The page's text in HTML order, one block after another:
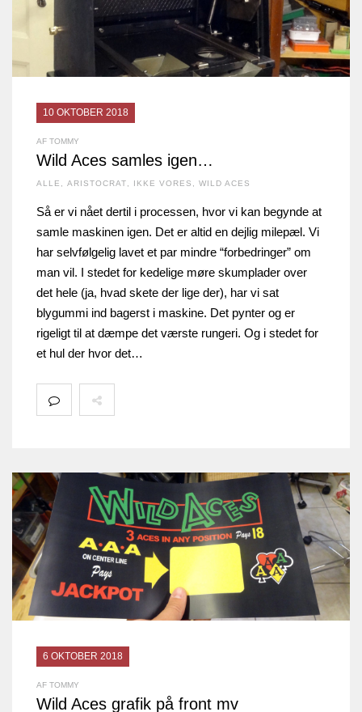
10 OKTOBER 2018
AF TOMMY
Wild Aces samles igen…
ALLE ARISTOCRAT IKKE VORES WILD ACES
Så er vi nået dertil i processen, hvor vi kan begynde at
samle maskinen igen. Det er altid en dejlig milepæl. Vi
har selvfølgelig lavet et par mindre “forbedringer” om
man vil. I stedet for kedelige møre skumplader over
det hele (ja, hvad skete der lige der), har vi sat
blygummi ind bagerst i maskine. Det pynter og er
rigeligt til at dæmpe det værste rungeri. Og i stedet for
et hul der hvor det…
6 OKTOBER 2018
AF TOMMY
Wild Aces grafik på front mv